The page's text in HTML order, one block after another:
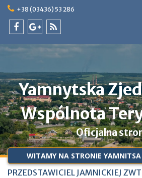
Skip
content
+38 (03436) 53 286
@pl
plus
@pl
Yamnytska
Wspólnota
Oficjalna
WITAMY NA STRONIE YAMNITSA
PRZEDSTAWICIEL JAMNICKIEJ